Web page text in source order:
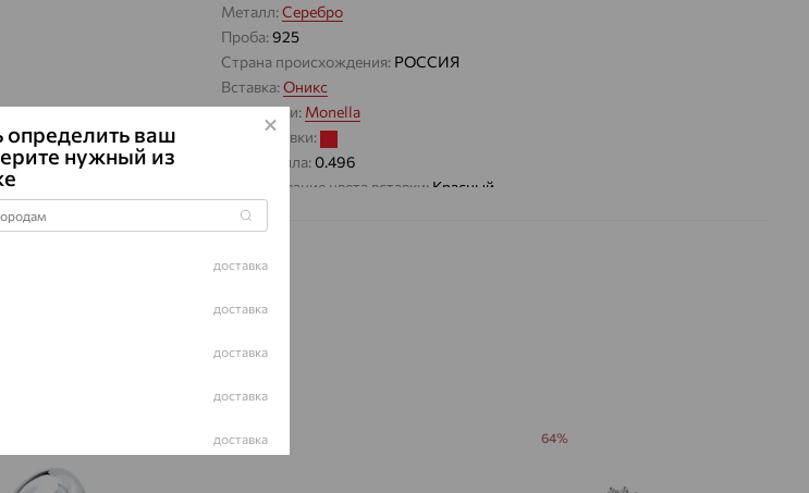
Металл:Серебро
Проба:925
Страна происхождения: РОССИЯ
Вставка:Оникс
Коллекции: Monella
Цвет вставки:
Вес металла:0.496
Наименование цвета вставки: Красный
Характеристика вставки:
ЦВЕТ
64% 64%
определить ваш
нужный из
доставка
доставка
доставка
доставка
доставка